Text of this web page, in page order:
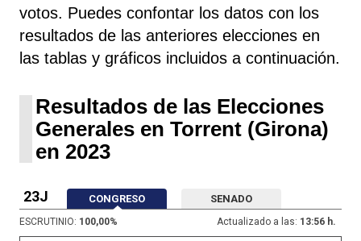
votos. Puedes confontar los datos con los
resultados de las anteriores elecciones en
las tablas y gráficos incluidos a continuación.
Resultados de las Elecciones
Generales en Torrent (Girona)
en 2023
23J CONGRESO SENADO
ESCRUTINIO: 100,00% Actualizado a las: 13:56 h.